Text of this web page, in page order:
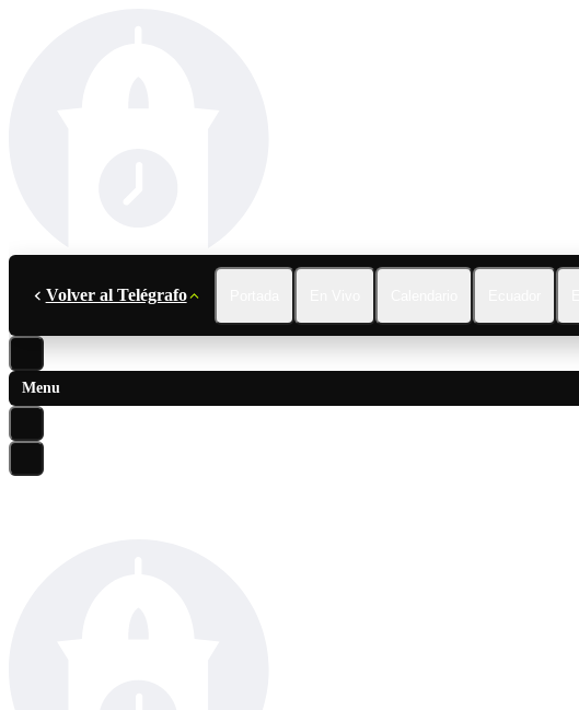
Volver al Telégrafo
Menu